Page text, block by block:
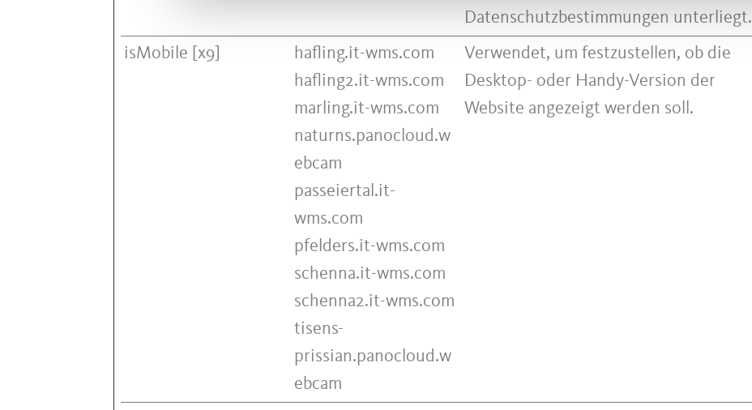
Datenschutzbestimmungen unterliegt.
isMobile [x9]
hafling.it-wms.com
hafling2.it-wms.com
marling.it-wms.com
naturns.panocloud.w
ebcam
passeiertal.it-
wms.com
pfelders.it-wms.com
schenna.it-wms.com
schenna2.it-wms.com
tisens-
prissian.panocloud.w
ebcam
Verwendet, um festzustellen, ob die
Desktop- oder Handy-Version der
Website angezeigt werden soll.